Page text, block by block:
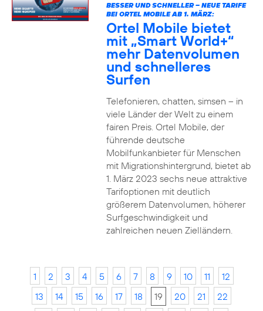
BESSER UND SCHNELLER – NEUE TARIFE
BEI ORTEL MOBILE AB 1. MÄRZ:
Ortel Mobile bietet
mit „Smart World+“
mehr Datenvolumen
und schnelleres
Surfen
Telefonieren, chatten, simsen – in
viele Länder der Welt zu einem
fairen Preis. Ortel Mobile, der
führende deutsche
Mobilfunkanbieter für Menschen
mit Migrationshintergrund, bietet ab
1. März 2023 sechs neue attraktive
Tarifoptionen mit deutlich
größerem Datenvolumen, höherer
Surfgeschwindigkeit und
zahlreichen neuen Zielländern.
1 2 3 4 5 6 7 8 9 10 11
12
13
14 15 16 17 18 19 20 21
22